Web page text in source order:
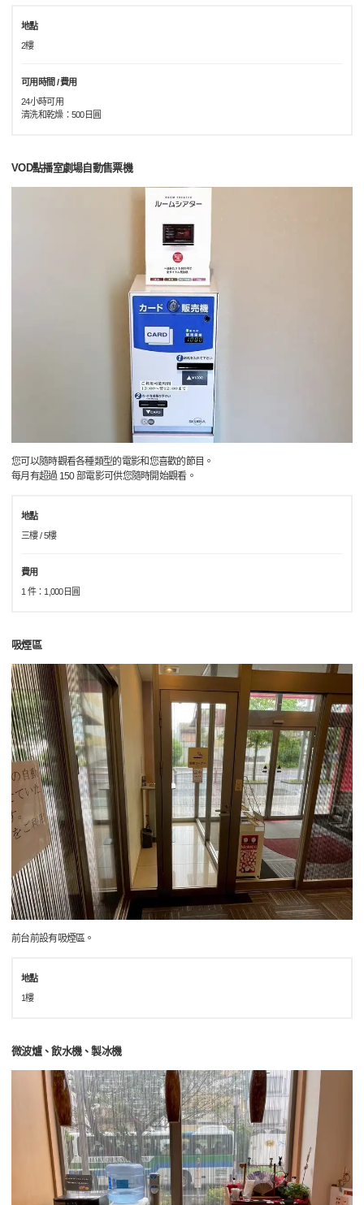
地點
2樓
可用時間 / 費用
24小時可用
清洗和乾燥：500日圓
VOD點播室劇場自動售票機
您可以隨時觀看各種類型的電影和您喜歡的節目。
每月有超過 150 部電影可供您隨時開始觀看。
地點
三樓 / 5樓
費用
1 件：1,000日圓
吸煙區
前台前設有吸煙區。
地點
1樓
微波爐、飲水機、製冰機